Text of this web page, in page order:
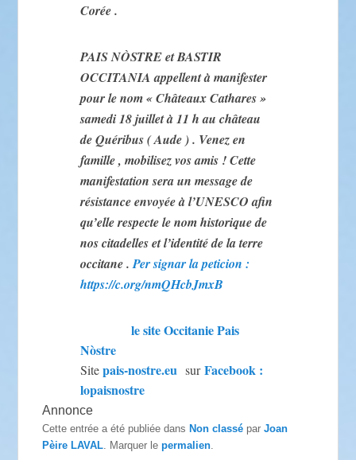
Corée .
PAIS NÒSTRE et BASTIR
OCCITANIA appellent à manifester
pour le nom « Châteaux Cathares »
samedi 18 juillet à 11 h au château
de Quéribus ( Aude ) . Venez en
famille , mobilisez vos amis ! Cette
manifestation sera un message de
résistance envoyée à l’UNESCO afin
qu’elle respecte le nom historique de
nos citadelles et l’identité de la terre
occitane .Per signar la peticion :
https://c.org/nmQHcbJmxB
le site Occitanie Pais
Nòstre
Sitepais-nostre.eu surFacebook :
lopaisnostre
Annonce
Cette entrée a été publiée dansNon classé parJoan
Pèire LAVAL . Marquer lepermalien